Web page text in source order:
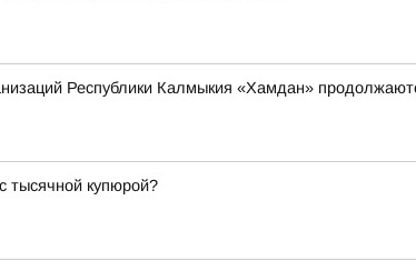
Республики Калмыкия «Хамдан»
тысячной купюрой?